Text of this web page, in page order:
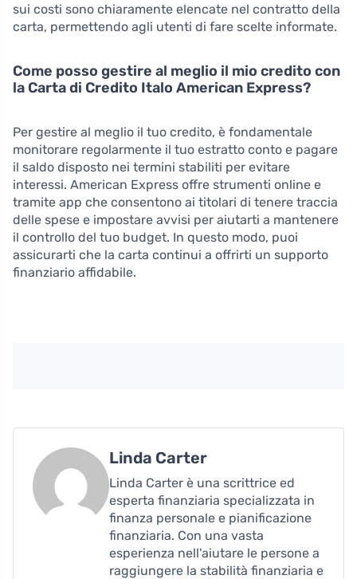
sui costi sono chiaramente elencate nel contratto della
carta, permettendo agli utenti di fare scelte informate.
Come posso gestire al meglio il mio credito con
la Carta di Credito Italo American Express?
Per gestire al meglio il tuo credito, è fondamentale
monitorare regolarmente il tuo estratto conto e pagare
il saldo disposto nei termini stabiliti per evitare
interessi. American Express offre strumenti online e
tramite app che consentono ai titolari di tenere traccia
delle spese e impostare avvisi per aiutarti a mantenere
il controllo del tuo budget. In questo modo, puoi
assicurarti che la carta continui a offrirti un supporto
finanziario affidabile.
Linda Carter
Linda Carter è una scrittrice ed
esperta finanziaria specializzata in
finanza personale e pianificazione
finanziaria. Con una vasta
esperienza nell'aiutare le persone a
raggiungere la stabilità finanziaria e